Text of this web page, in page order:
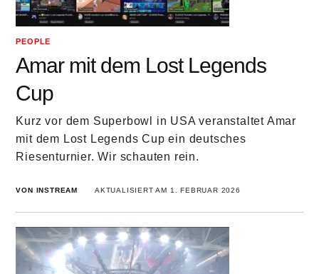
PEOPLE
Amar mit dem Lost Legends
Cup
Kurz vor dem Superbowl in USA veranstaltet Amar
mit dem Lost Legends Cup ein deutsches
Riesenturnier. Wir schauten rein.
VON INSTREAM AKTUALISIERT AM 1. FEBRUAR 2026